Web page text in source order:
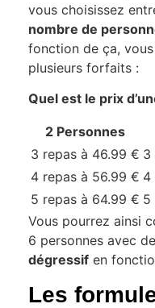
vous choisissez
nombre de
fonction de ça,
plusieurs forfaits :
Quel est le prix
2 Personnes
3 repas à 46.99 € 3
4 repas à 56.99 € 4
5 repas à 64.99 € 5
Vous pourrez ainsi
6 personnes avec
dégressif en
Les